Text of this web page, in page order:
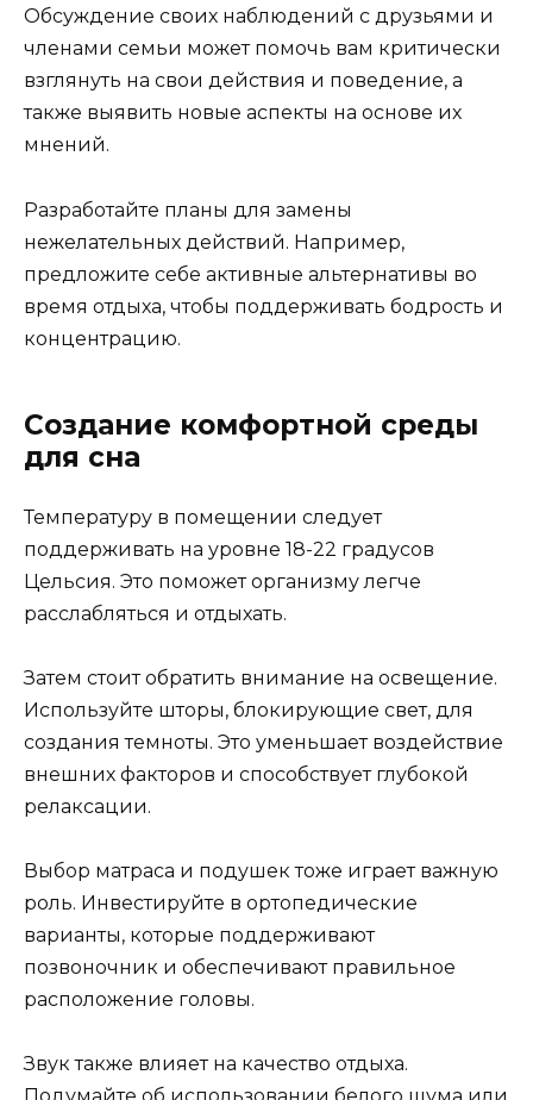
Обсуждение своих наблюдений с друзьями и
членами семьи может помочь вам критически
взглянуть на свои действия и поведение, а
также выявить новые аспекты на основе их
мнений.
Разработайте планы для замены
нежелательных действий. Например,
предложите себе активные альтернативы во
время отдыха, чтобы поддерживать бодрость и
концентрацию.
Создание комфортной среды
для сна
Температуру в помещении следует
поддерживать на уровне 18-22 градусов
Цельсия. Это поможет организму легче
расслабляться и отдыхать.
Затем стоит обратить внимание на освещение.
Используйте шторы, блокирующие свет, для
создания темноты. Это уменьшает воздействие
внешних факторов и способствует глубокой
релаксации.
Выбор матраса и подушек тоже играет важную
роль. Инвестируйте в ортопедические
варианты, которые поддерживают
позвоночник и обеспечивают правильное
расположение головы.
Звук также влияет на качество отдыха.